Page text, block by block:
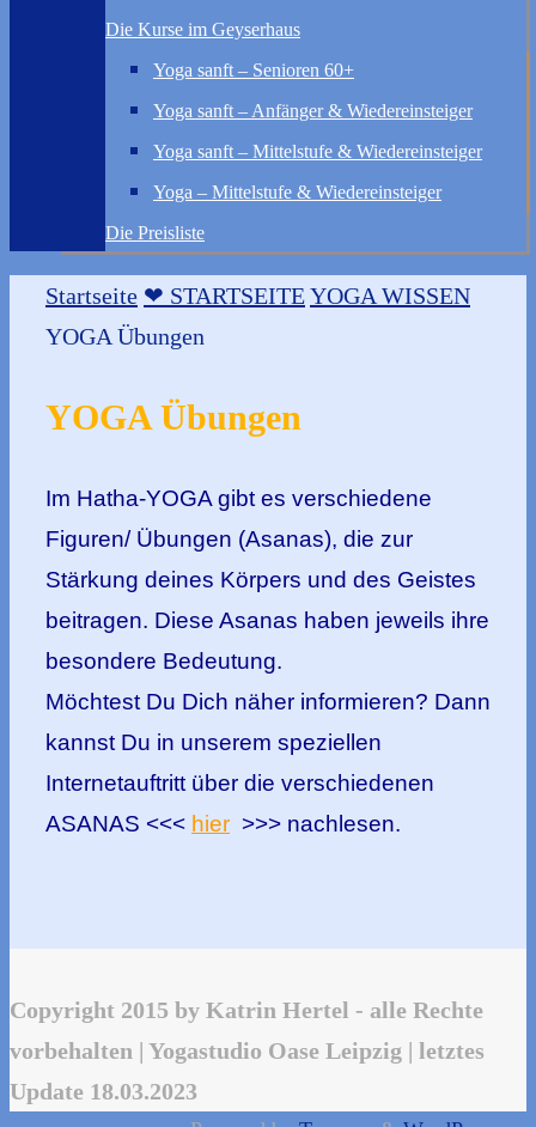
Die Kurse im Geyserhaus
Yoga sanft – Senioren 60+
Yoga sanft – Anfänger & Wiedereinsteiger
Yoga sanft – Mittelstufe & Wiedereinsteiger
Yoga – Mittelstufe & Wiedereinsteiger
Die Preisliste
Startseite ❤ STARTSEITEYOGA WISSEN
YOGA Übungen
YOGA Übungen
Im Hatha-YOGA gibt es verschiedene
Figuren/ Übungen (Asanas), die zur
Stärkung deines Körpers und des Geistes
beitragen. Diese Asanas haben jeweils ihre
besondere Bedeutung.
Möchtest Du Dich näher informieren? Dann
kannst Du in unserem speziellen
Internetauftritt über die verschiedenen
ASANAS <<< hier >>> nachlesen.
Copyright 2015 by Katrin Hertel - alle Rechte
vorbehalten | Yogastudio Oase Leipzig | letztes
Update 18.03.2023